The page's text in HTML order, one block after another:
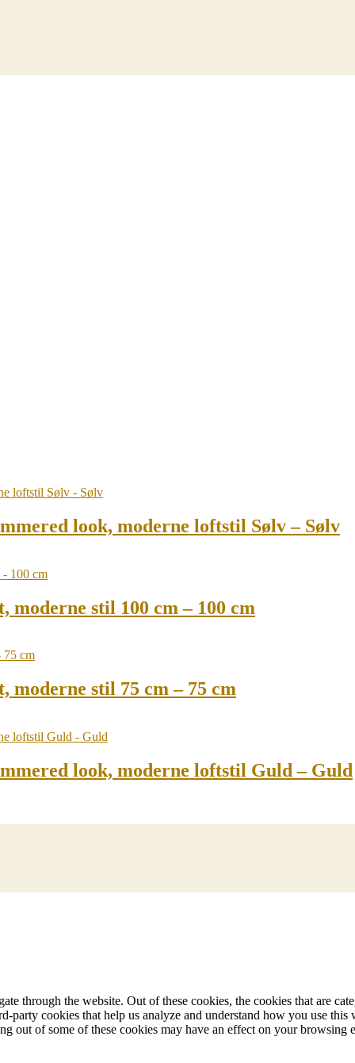
look, moderne loftstil Sølv – Sølv
moderne stil 100 cm – 100 cm
moderne stil 75 cm – 75 cm
look, moderne loftstil Guld – Guld
through the website. Out of these cookies, the cookies that are
party cookies that help us analyze and understand how you use
out of some of these cookies may have an effect on your browsing